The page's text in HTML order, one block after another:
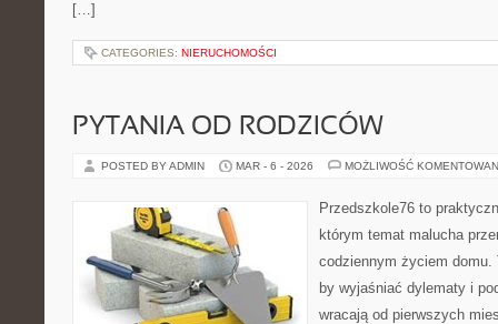
[…]
CATEGORIES: NIERUCHOMOŚCI
PYTANIA OD RODZICÓW
POSTED BY ADMIN MAR - 6 - 2026 MOŻLIWOŚĆ
Przedszkole76 to
którym temat malucha
codziennym życiem
by wyjaśniać dylematy i
wracają od pierwszych